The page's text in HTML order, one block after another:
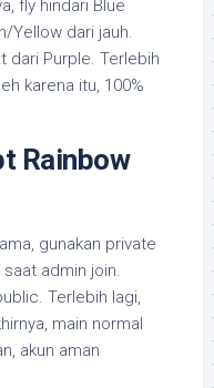
fly hindari Blue
Yellow dari jauh.
dari Purple. Terlebih
karena itu, 100%
Rainbow
gunakan private
admin join.
Terlebih lagi,
main normal
akun aman